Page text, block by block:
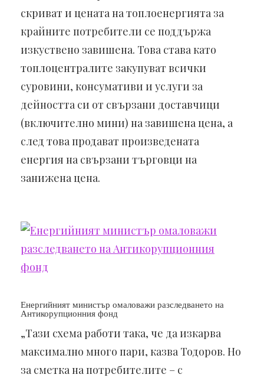
скриват и цената на топлоенергията за
крайните потребители се поддържа
изкуствено завишена. Това става като
топлоцентралите закупуват всички
суровини, консумативи и услуги за
дейността си от свързани доставчици
(включително мини) на завишена цена, а
след това продават произведената
енергия на свързани търговци на
занижена цена.
Енергийният министър омаловажи разследването на
Антикорупционния фонд
„Тази схема работи така, че да изкарва
максимално много пари, казва Тодоров. Но
за сметка на потребителите – с